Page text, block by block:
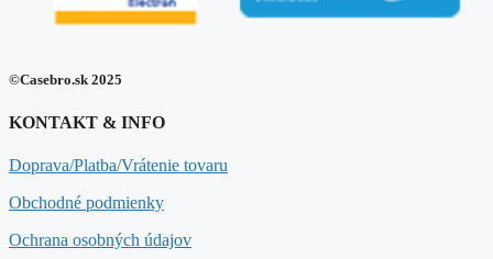
©Casebro.sk 2025
KONTAKT & INFO
Doprava/Platba/Vrátenie tovaru
Obchodné podmienky
Ochrana osobných údajov